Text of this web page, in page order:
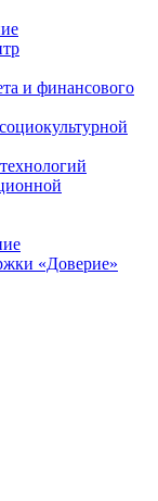
и финансового
«Доверие»